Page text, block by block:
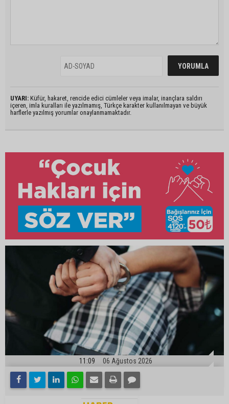
UYARI: Küfür, hakaret, rencide edici cümleler veya imalar, inançlara saldırı
içeren, imla kuralları ile yazılmamış, Türkçe karakter kullanılmayan ve büyük
harflerle yazılmış yorumlar onaylanmamaktadır.
11:09 06 Ağustos 2026